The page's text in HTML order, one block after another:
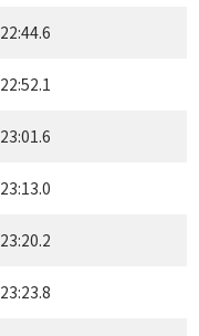
22:44.6
22:52.1
23:01.6
23:13.0
23:20.2
23:23.8